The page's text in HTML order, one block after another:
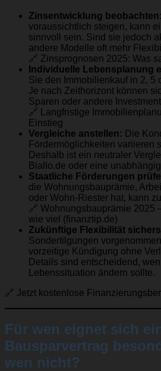
Zinsentwicklung beobachten:
voraussichtlich steigen, kann
sinnvoll sein. Sind sie jedoch
andere Modelle oft mehr
🔗 Zinsprognosen 2025: Was
Individuelle Lebensplanung
Sie den Immobilienkauf in 2, 5
Je nach Zeithorizont können
Sparen oder andere
🔗
Langfristige
Einstieg
Vergleiche anstellen: Die
Fördermöglichkeiten variieren
Deshalb ist ein neutraler
Biallo.de oder eine
Staatliche Förderungen
die Wohnungsbauprämie,
oder Wohn-Riester hat, kann
🔗 Wohnungsbauprämie 2025
wie viel (finanztip.de)
Zukünftige Flexibilität
Sondertilgungen
vorzeitige Kündigung ohne
Details sind entscheidend,
Lebenssituation ändern sollte.
🔗 Jetzt kostenlose
Für wen eignet sich
Bausparvertrag
wen nicht?